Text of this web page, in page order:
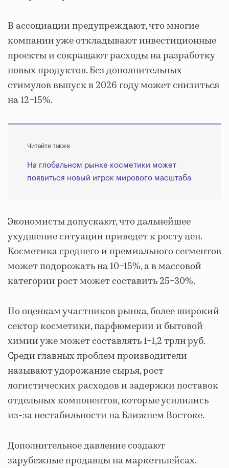
В ассоциации предупреждают, что многие
компании уже откладывают инвестиционные
проекты и сокращают расходы на разработку
новых продуктов. Без дополнительных
стимулов выпуск в 2026 году может снизиться
на 12−15%.
Читайте также
На глобальном рынке косметики может
появиться новый игрок мирового масштаба
Экономисты допускают, что дальнейшее
ухудшение ситуации приведет к росту цен.
Косметика среднего и премиального сегментов
может подорожать на 10−15%, а в массовой
категории рост может составить 25−30%.
По оценкам участников рынка, более широкий
сектор косметики, парфюмерии и бытовой
химии уже может составлять 1−1,2 трлн руб.
Среди главных проблем производители
называют удорожание сырья, рост
логистических расходов и задержки поставок
отдельных компонентов, которые усилились
из-за нестабильности на Ближнем Востоке.
Дополнительное давление создают
зарубежные продавцы на маркетплейсах.